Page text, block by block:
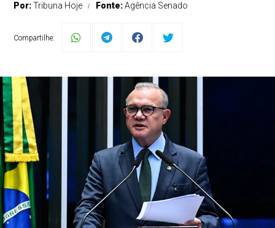
Por:Tribuna Hoje Fonte:Agência Senado
Compartilhe: